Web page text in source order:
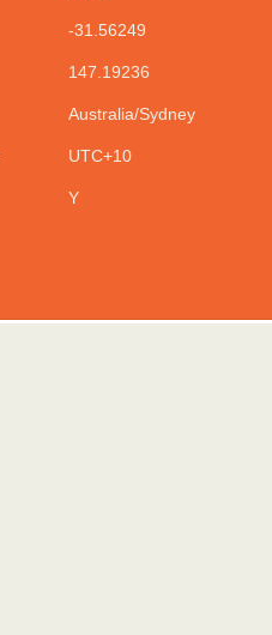
-31.56249
147.19236
Australia/Sydney
UTC+10
Y